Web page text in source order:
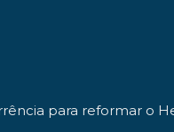
para reformar o